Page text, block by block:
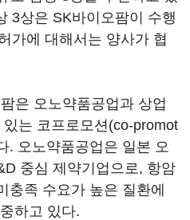
3상은 SK바이오팜이 수행
가에 대해서는 양사가 협
은 오노약품공업과 상업
는 코프로모션(co-promot
. 오노약품공업은 일본 오
중심 제약기업으로, 항암
충족 수요가 높은 질환에
하고 있다.